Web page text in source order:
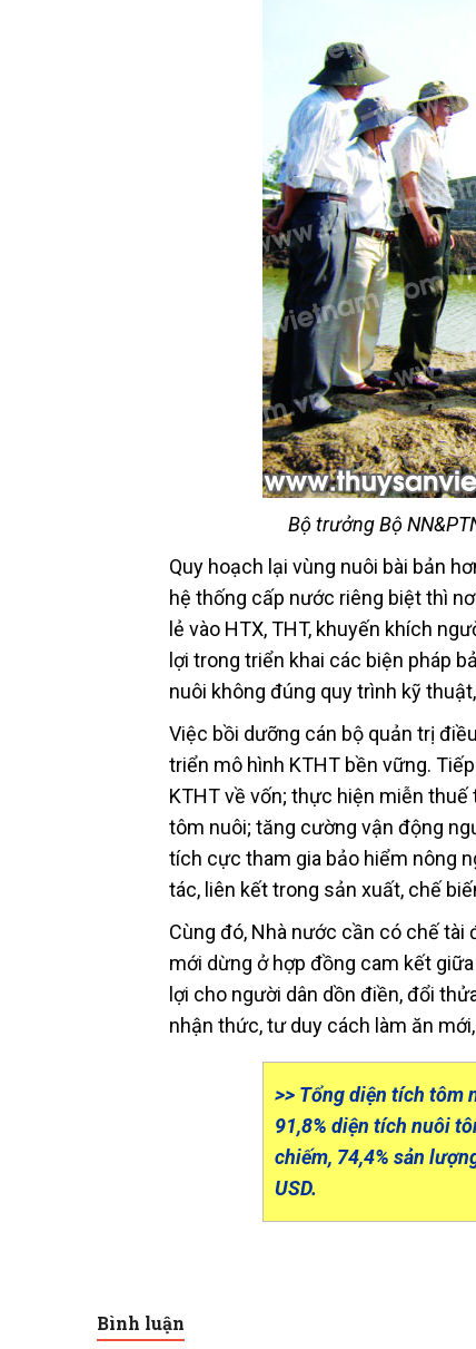
Bộ trưởng Bộ
Quy hoạch lại vùng nuôi bài bản
hệ thống cấp nước riêng biệt thì
lẻ vào HTX, THT, khuyến khích
lợi trong triển khai các biện pháp
nuôi không đúng quy trình kỹ
Việc bồi dưỡng cán bộ quản trị
triển mô hình KTHT bền vững.
KTHT về vốn; thực hiện miễn
tôm nuôi; tăng cường vận động
tích cực tham gia bảo hiểm nông
tác, liên kết trong sản xuất, chế
Cùng đó, Nhà nước cần có chế tài
mới dừng ở hợp đồng cam kết
lợi cho người dân dồn điền, đổi
nhận thức, tư duy cách làm ăn
>> Tổng diện tích tôm
91,8% diện tích nuôi
chiếm, 74,4% sản
USD.
Bình luận